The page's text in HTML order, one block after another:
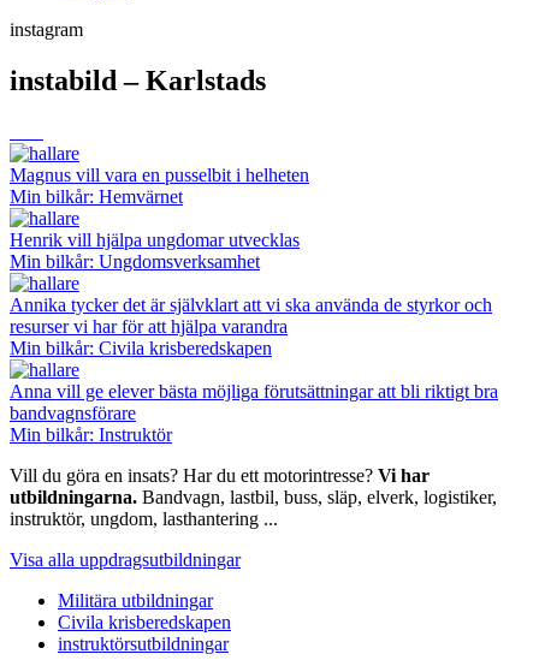
instagram
instabild – Karlstads
Magnus vill vara en pusselbit i helheten
Min bilkår: Hemvärnet
Henrik vill hjälpa ungdomar utvecklas
Min bilkår: Ungdomsverksamhet
Annika tycker det är självklart att vi ska använda de styrkor och
resurser vi har för att hjälpa varandra
Min bilkår: Civila krisberedskapen
Anna vill ge elever bästa möjliga förutsättningar att bli riktigt bra
bandvagnsförare
Min bilkår: Instruktör
Vill du göra en insats? Har du ett motorintresse? Vi har
utbildningarna. Bandvagn, lastbil, buss, släp, elverk, logistiker,
instruktör, ungdom, lasthantering ...
Visa alla uppdragsutbildningar
Militära utbildningar
Civila krisberedskapen
instruktörsutbildningar